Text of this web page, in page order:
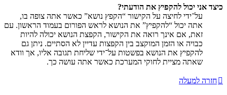
כיצד אני יכול להקפיץ את הודעתי?
על־ידי לחיצה על הקישור “הקפץ נושא” כאשר אתה צופה בו,
אתה יכול “להקפיץ” את הנושא לראש הפורום בעמוד הראשון. עם
זאת, אם אינך רואה את הקישור, הקפצת הנושא יכולה להיות
כבויה או הזמן המוקצב בין הקפצות עדיין לא הסתיים. ניתן גם
להקפיץ את הנושא בפשטות על־ידי שליחת תגובה אליו, אך וודא
שאתה מציית לחוקי המערכת כאשר אתה עושה כך.
חזרה למעלה